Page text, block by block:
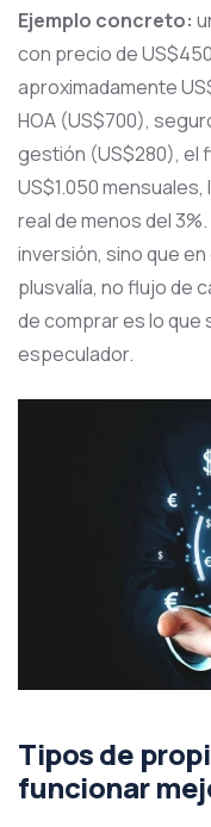
Ejemplo concreto:
con precio de
aproximadamente
HOA (US$700),
gestión (US$280), el
US$1.050
real de menos del
inversión, sino que
plusvalía, no flujo de
de comprar es lo que
especulador.
Tipos de
funcionar